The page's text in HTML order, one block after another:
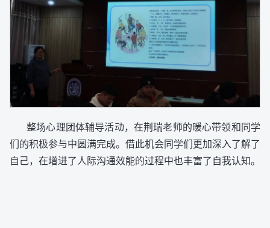
整场心理团体辅导活动，在荆瑞老师的暖心带领和同学
们的积极参与中圆满完成。借此机会同学们更加深入了解了
自己，在增进了人际沟通效能的过程中也丰富了自我认知。